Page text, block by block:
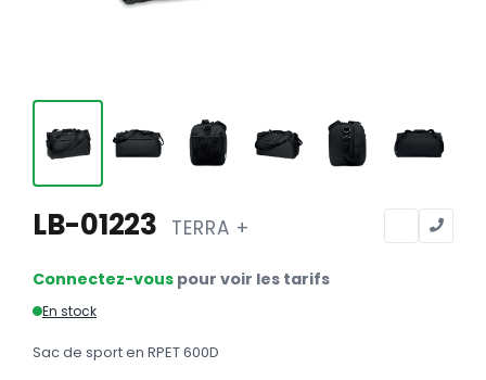
Calendriers
Tête de lettre
Sous-mains
Chemises
LB-01223 TERRA +
Connectez-vous pour voir les tarifs
En stock
Sac de sport en RPET 600D